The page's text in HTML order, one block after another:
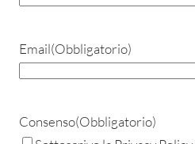
Email(Obbligatorio)
Consenso(Obbligatorio)